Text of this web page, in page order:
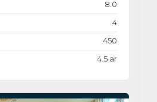
8.0
4
450
4.5 ar